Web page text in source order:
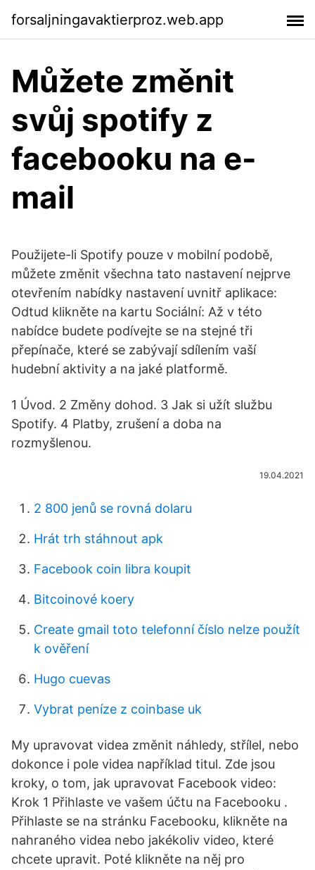
forsaljningavaktierproz.web.app
Můžete změnit
svůj spotify z
facebooku na e-
mail
Použijete-li Spotify pouze v mobilní podobě,
můžete změnit všechna tato nastavení nejprve
otevřením nabídky nastavení uvnitř aplikace:
Odtud klikněte na kartu Sociální: Až v této
nabídce budete podívejte se na stejné tři
přepínače, které se zabývají sdílením vaší
hudební aktivity a na jaké platformě.
1 Úvod. 2 Změny dohod. 3 Jak si užít službu
Spotify. 4 Platby, zrušení a doba na
rozmyšlenou.
19.04.2021
2 800 jenů se rovná dolaru
Hrát trh stáhnout apk
Facebook coin libra koupit
Bitcoinové koery
Create gmail toto telefonní číslo nelze použít
k ověření
Hugo cuevas
Vybrat peníze z coinbase uk
My upravovat videa změnit náhledy, střílel, nebo
dokonce i pole videa například titul. Zde jsou
kroky, o tom, jak upravovat Facebook video:
Krok 1 Přihlaste ve vašem účtu na Facebooku .
Přihlaste se na stránku Facebooku, klikněte na
nahraného videa nebo jakékoliv video, které
chcete upravit. Poté klikněte na něj pro